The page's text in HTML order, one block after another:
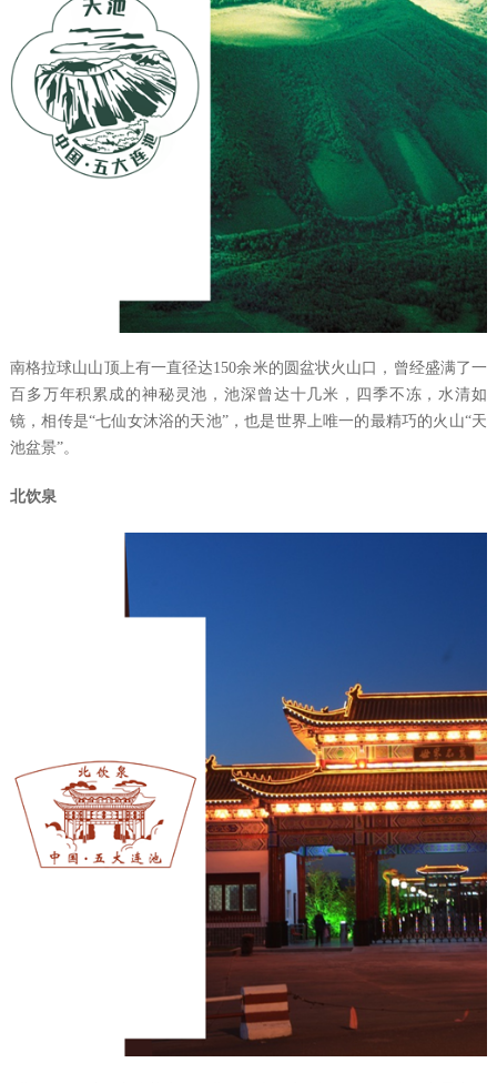
南格拉球山山顶上有一直径达150余米的圆盆状火山口，曾经盛满了一
百多万年积累成的神秘灵池，池深曾达十几米，四季不冻，水清如
镜，相传是“七仙女沐浴的天池”，也是世界上唯一的最精巧的火山“天
池盆景”。
北饮泉